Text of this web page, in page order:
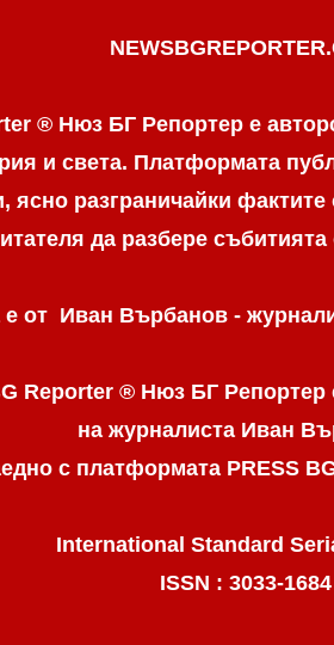
® Нюз БГ Репортер е
и света. Платформата
ясно разграничaйки фактите
да разбере
от Иван Върбанов -
Reporter ® Нюз БГ Репортер
на журналиста Иван
с платформата PRESS
International Standard
ISSN : 3033-1684